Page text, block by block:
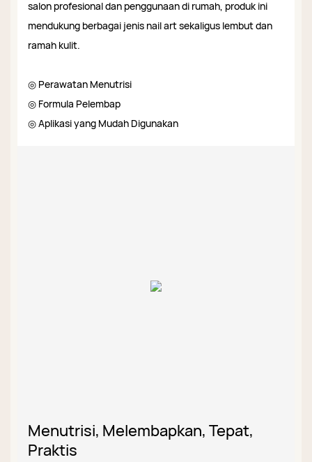
salon profesional dan penggunaan di rumah, produk ini
mendukung berbagai jenis nail art sekaligus lembut dan
ramah kulit.
◎ Perawatan Menutrisi
◎ Formula Pelembap
◎ Aplikasi yang Mudah Digunakan
Menutrisi, Melembapkan, Tepat,
Praktis